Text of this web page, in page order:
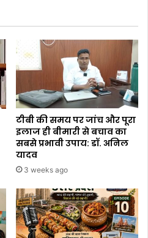
टीबी की समय पर जांच और पूरा
इलाज ही बीमारी से बचाव का
सबसे प्रभावी उपाय: डॉ. अनिल
यादव
3 weeks ago